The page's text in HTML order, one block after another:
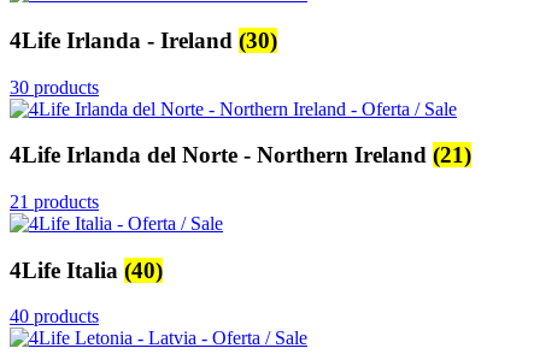
4Life Irlanda - Ireland (30)
30 products
4Life Irlanda del Norte - Northern Ireland (21)
21 products
4Life Italia (40)
40 products